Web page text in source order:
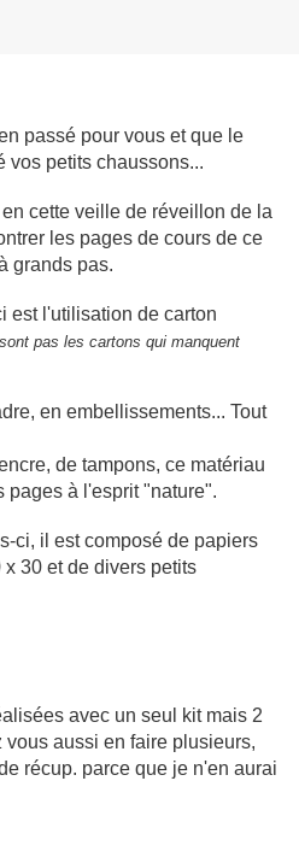
passé pour vous et que le
vos petits chaussons...
cette veille de réveillon de la
les pages de cours de ce
grands pas.
est l'utilisation de carton
pas les cartons qui manquent
en embellissements... Tout
de tampons, ce matériau
pages à l'esprit "nature".
ci, il est composé de papiers
x 30 et de divers petits
avec un seul kit mais 2
aussi en faire plusieurs,
récup. parce que je n'en aurai